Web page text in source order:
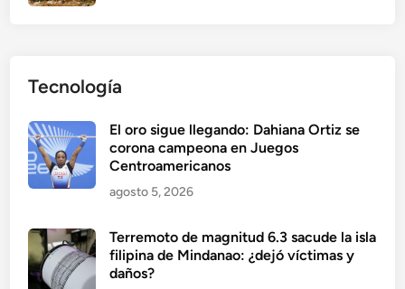
Tecnología
El oro sigue llegando: Dahiana Ortiz se
corona campeona en Juegos
Centroamericanos
agosto 5, 2026
Terremoto de magnitud 6.3 sacude la isla
filipina de Mindanao: ¿dejó víctimas y
daños?